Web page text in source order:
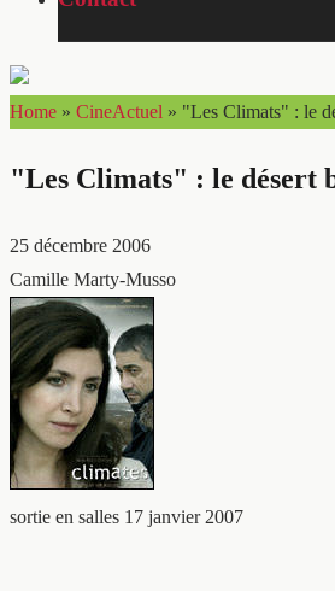
Home » CineActuel » "Les Climats" : le
"Les Climats" : le désert
25 décembre 2006
Camille Marty-Musso
sortie en salles 17 janvier 2007